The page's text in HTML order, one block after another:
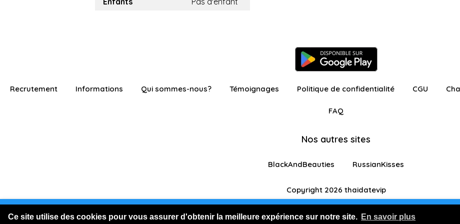
Ce site utilise des cookies pour vous assurer d'obtenir la meilleure expérience sur notre site. En savoir plus
Vous êtes connecté en visiteur avec fonctionnalités restreintes Je m'inscris
Recrutement Informations Qui sommes-nous? Témoignages Politique de confidentialité CGU
FAQ
Nos autres sites
BlackAndBeauties RussianKisses
Copyright 2026 thaidatevip